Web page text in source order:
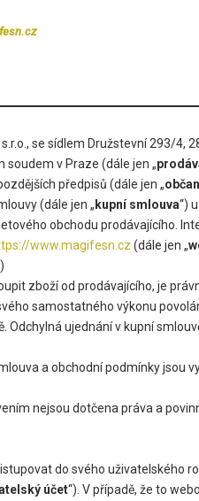
se sídlem Družstevní 293/4,
v Praze (dále jen „
předpisů (dále jen „
(dále jen „ kupní smlouva“)
obchodu prodávajícího.
www.magifesn.cz (dále jen „
zboží od prodávajícího, je
samostatného výkonu
Odchylná ujednání v kupní
a obchodní podmínky jsou
nejsou dotčena práva a
do svého uživatelského
účet“). V případě, že to